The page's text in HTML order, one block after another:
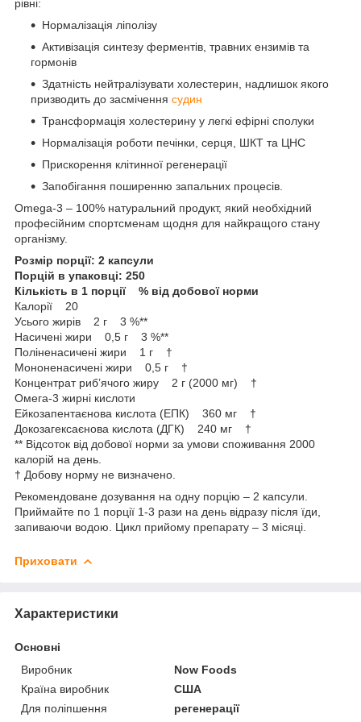
рівні:
Нормалізація ліполізу
Активізація синтезу ферментів, травних ензимів та
гормонів
Здатність нейтралізувати холестерин, надлишок якого
призводить до засмічення судин
Трансформація холестерину у легкі ефірні сполуки
Нормалізація роботи печінки, серця, ШКТ та ЦНС
Прискорення клітинної регенерації
Запобігання поширенню запальних процесів.
Omega-3 – 100% натуральний продукт, який необхідний
професійним спортсменам щодня для найкращого стану
організму.
Розмір порції: 2 капсули
Порцій в упаковці: 250
Кількість в 1 порції % від добової норми
Калорії 20
Усього жирів 2 г 3 %**
Насичені жири 0,5 г 3 %**
Поліненасичені жири 1 г †
Мононенасичені жири 0,5 г †
Концентрат риб’ячого жиру 2 г (2000 мг) †
Омега-3 жирні кислоти
Ейкозапентаєнова кислота (ЕПК) 360 мг †
Докозагексаєнова кислота (ДГК) 240 мг †
** Відсоток від добової норми за умови споживання 2000
калорій на день.
† Добову норму не визначено.
Рекомендоване дозування на одну порцію – 2 капсули.
Приймайте по 1 порції 1-3 рази на день відразу після їди,
запиваючи водою. Цикл прийому препарату – 3 місяці.
Приховати
Характеристики
Основні
Виробник
Now Foods
Країна виробник
США
Для поліпшення
регенерації